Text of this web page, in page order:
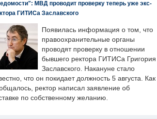
МВД проводит проверку теперь уже экс-
ГИТИСа Заславского
Появилась информация о том, что
правоохранительные органы
проводят проверку в отношении
бывшего ректора ГИТИСа Григория
Заславского. Накануне стало
что он покидает должность 5 августа. Как
ректор написал заявление об
по собственному желанию.